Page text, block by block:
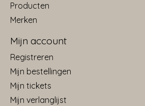
Producten
Merken
Mijn account
Registreren
Mijn bestellingen
Mijn tickets
Mijn verlanglijst